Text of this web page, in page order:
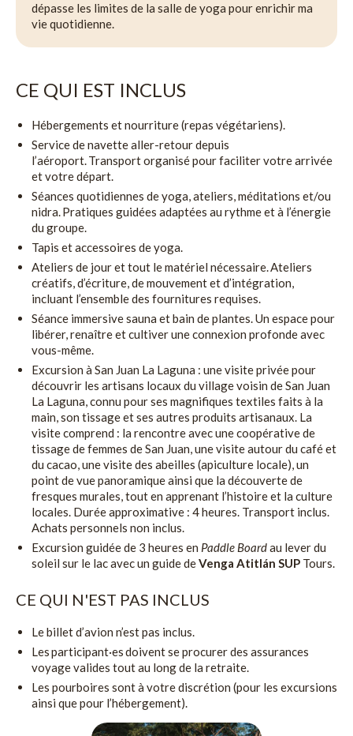
dépasse les limites de la salle de yoga pour enrichir ma
vie quotidienne.
CE QUI EST INCLUS
Hébergements et nourriture (repas végétariens).
Service de navette aller-retour depuis
l’aéroport. Transport organisé pour faciliter votre arrivée
et votre départ.
Séances quotidiennes de yoga, ateliers, méditations et/ou
nidra. Pratiques guidées adaptées au rythme et à l’énergie
du groupe.
Tapis et accessoires de yoga.
Ateliers de jour et tout le matériel nécessaire. Ateliers
créatifs, d’écriture, de mouvement et d’intégration,
incluant l’ensemble des fournitures requises.
Séance immersive sauna et bain de plantes. Un espace pour
libérer, renaître et cultiver une connexion profonde avec
vous-même.
Excursion à San Juan La Laguna : une visite privée pour
découvrir les artisans locaux du village voisin de San Juan
La Laguna, connu pour ses magnifiques textiles faits à la
main, son tissage et ses autres produits artisanaux. La
visite comprend : la rencontre avec une coopérative de
tissage de femmes de San Juan, une visite autour du café et
du cacao, une visite des abeilles (apiculture locale), un
point de vue panoramique ainsi que la découverte de
fresques murales, tout en apprenant l’histoire et la culture
locales. Durée approximative : 4 heures. Transport inclus.
Achats personnels non inclus.
Excursion guidée de 3 heures en Paddle Boardau lever du
soleil sur le lac avec un guide deVenga Atitlán SUP Tours.
CE QUI N'EST PAS INCLUS
Le billet d’avion n’est pas inclus.
Les participant·es doivent se procurer des assurances
voyage valides tout au long de la retraite.
Les pourboires sont à votre discrétion (pour les excursions
ainsi que pour l’hébergement).